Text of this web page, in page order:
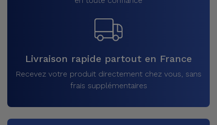
Livraison rapide partout en France
Recevez votre produit directement chez vous, sans
frais supplémentaires